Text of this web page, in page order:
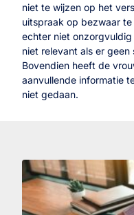
niet te wijzen op het
uitspraak op bezwaar
echter niet
niet relevant als er
Bovendien heeft de
aanvullende informatie
niet gedaan.